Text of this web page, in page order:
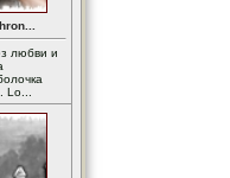
любви и
Lo...